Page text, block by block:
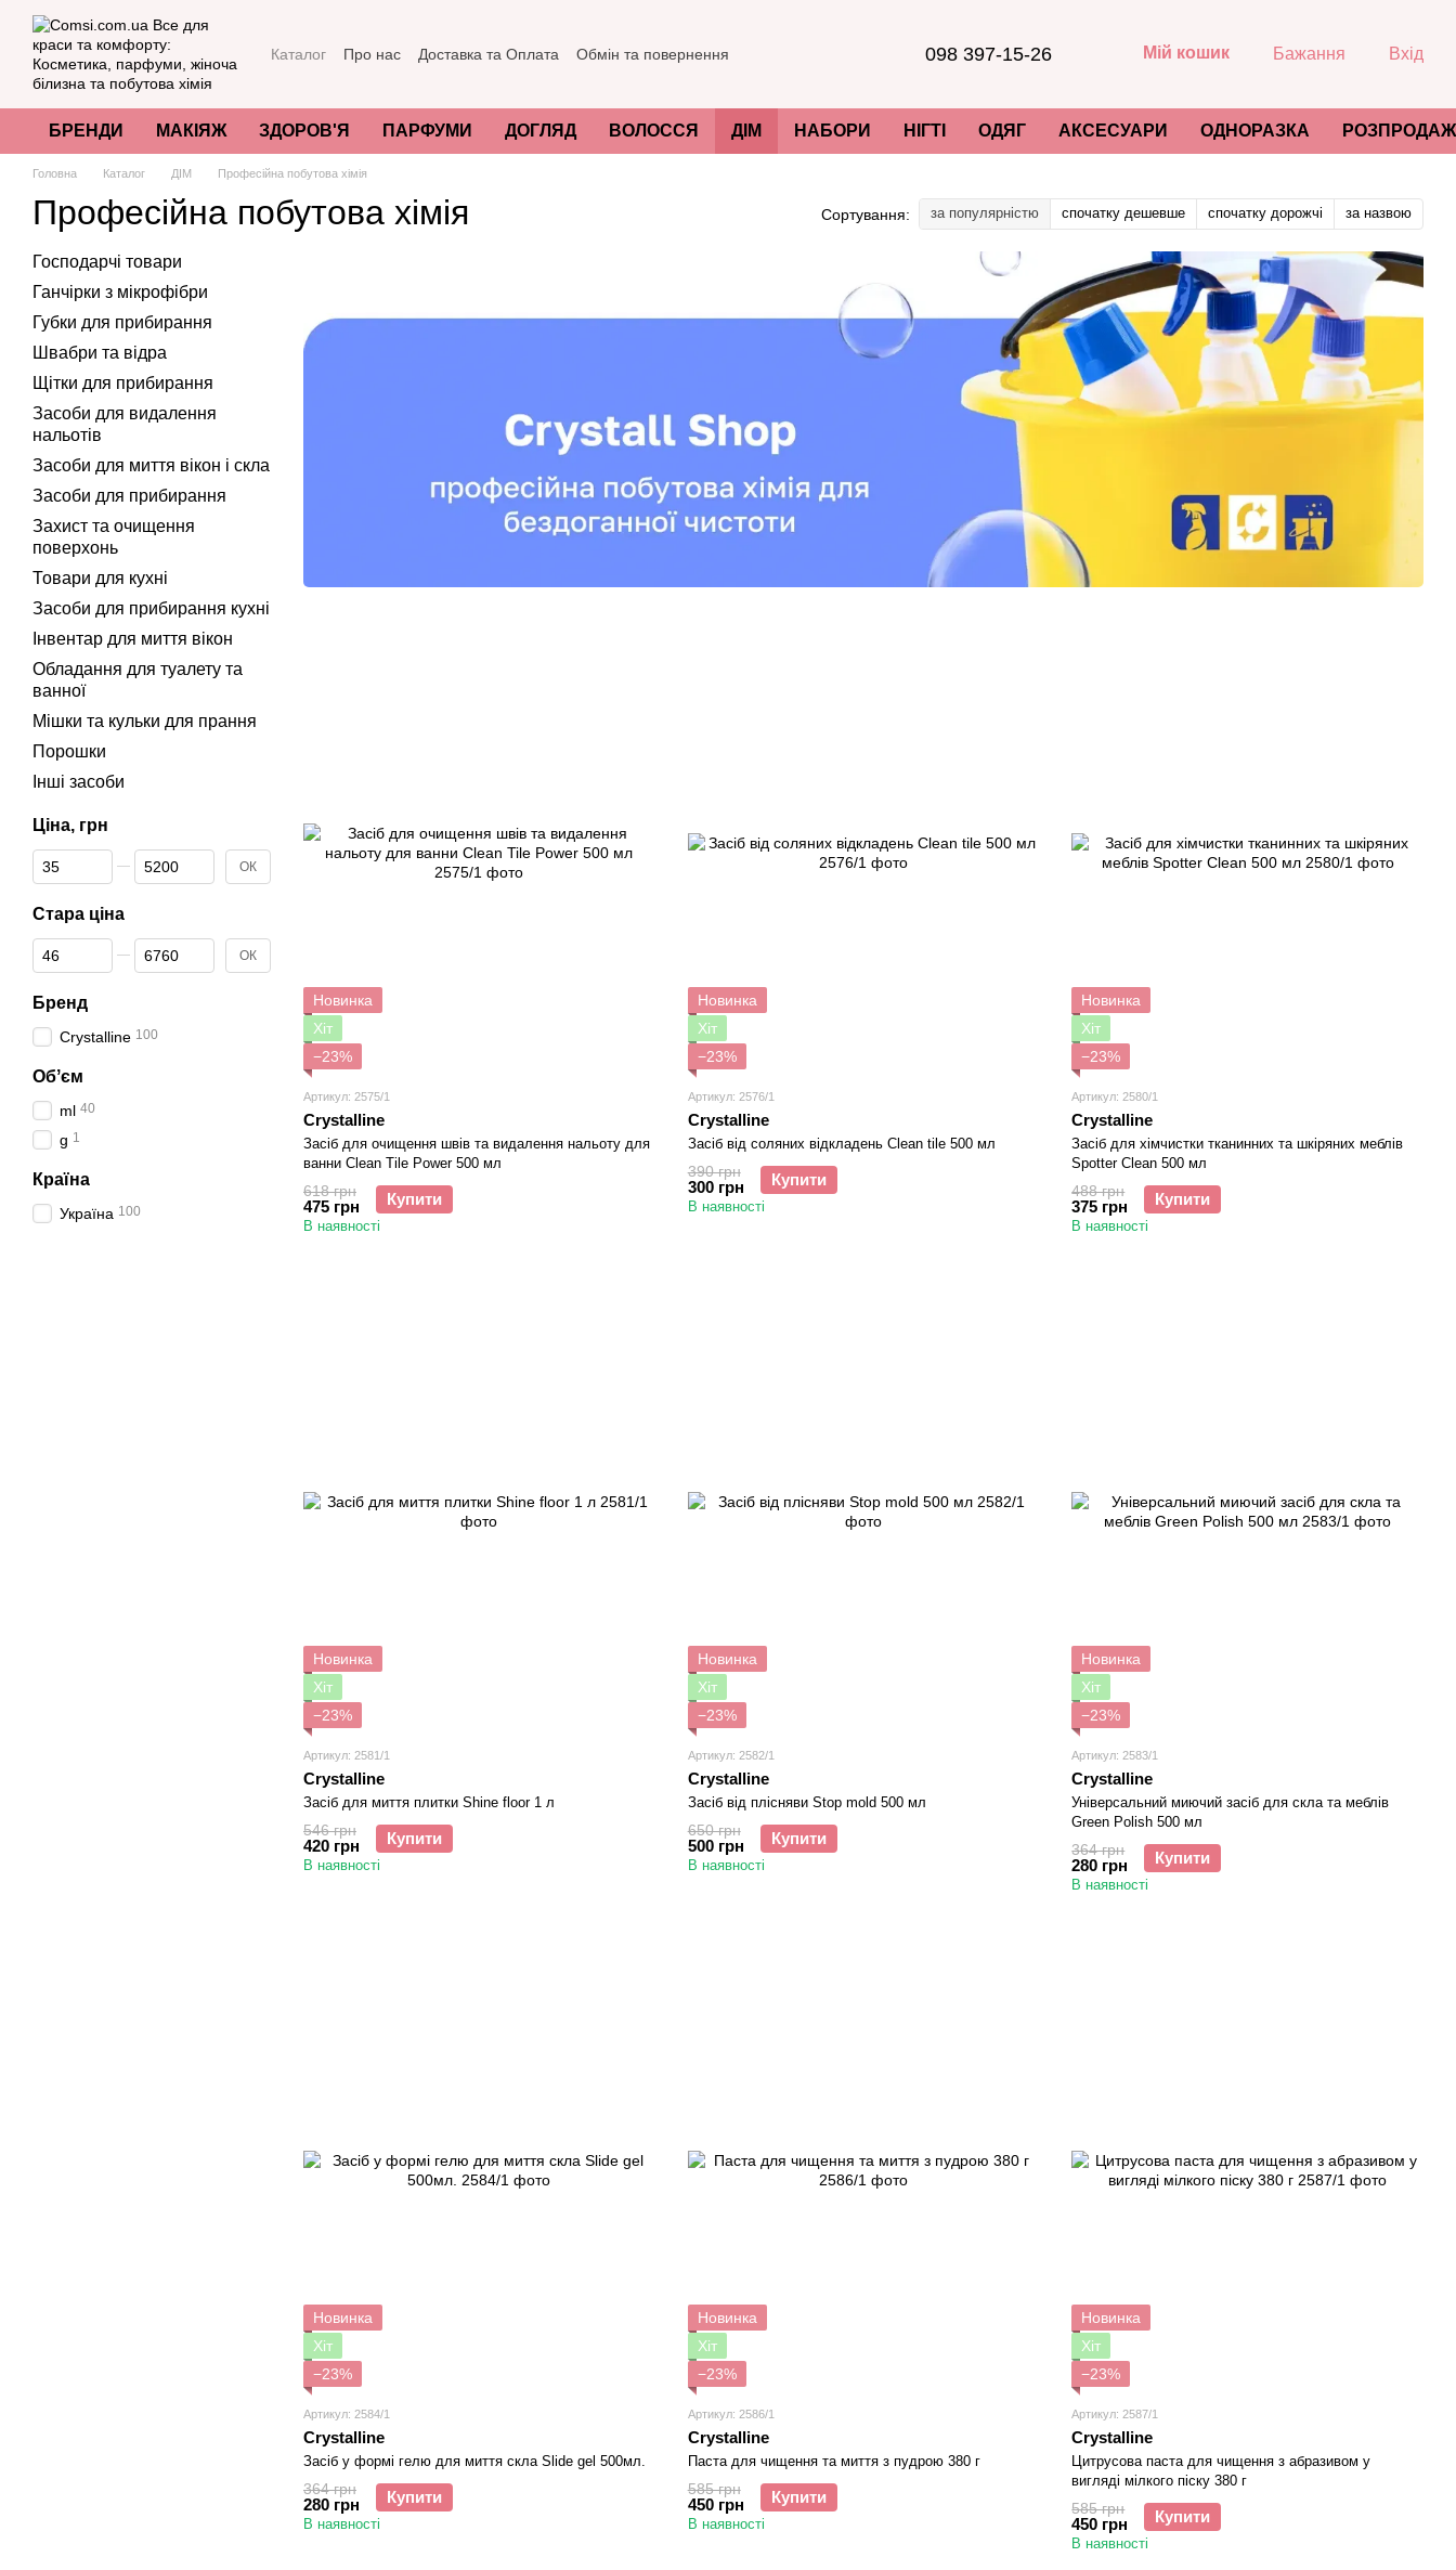
Перейти до основного контенту
Каталог Про нас Доставка та Оплата
Обмін та повернення
Міжнародні сертифікати якості
098 397-15-26 Мій кошик Бажання Вхід
БРЕНДИ МАКІЯЖ ЗДОРОВ'Я ПАРФУМИ ДОГЛЯД ВОЛОССЯ ДІМ НАБОРИ НІГТІ ОДЯГ АКСЕСУАРИ ОДНОРАЗКА РОЗПРОДАЖ
Головна Каталог ДІМ Професійна побутова хімія
Професійна побутова хімія Сортування: за популярністю спочатку дешевше спочатку дорожчі за назвою
Новинка
Хіт
−23%
Артикул: 2575/1
Crystalline
Засіб для очищення швів та видалення нальоту для
ванни Clean Tile Power 500 мл
618 грн
475 грн Купити
В наявності
Новинка
Хіт
−23%
Артикул: 2576/1
Crystalline
Засіб від соляних відкладень Clean tile 500 мл
390 грн
300 грн Купити
В наявності
Новинка
Хіт
−23%
Артикул: 2580/1
Crystalline
Засіб для хімчистки тканинних та шкіряних меблів
Spotter Clean 500 мл
488 грн
375 грн Купити
В наявності
Новинка
Хіт
−23%
Артикул: 2581/1
Crystalline
Засіб для миття плитки Shine floor 1 л
546 грн
420 грн Купити
В наявності
Новинка
Хіт
−23%
Артикул: 2582/1
Crystalline
Засіб від плісняви Stop mold 500 мл
650 грн
500 грн Купити
В наявності
Новинка
Хіт
−23%
Артикул: 2583/1
Crystalline
Універсальний миючий засіб для скла та меблів
Green Polish 500 мл
364 грн
280 грн Купити
В наявності
Новинка
Хіт
−23%
Артикул: 2584/1
Crystalline
Засіб у формі гелю для миття скла Slide gel 500мл.
364 грн
280 грн Купити
В наявності
Новинка
Хіт
−23%
Артикул: 2586/1
Crystalline
Паста для чищення та миття з пудрою 380 г
585 грн
450 грн Купити
В наявності
Новинка
Хіт
−23%
Артикул: 2587/1
Crystalline
Цитрусова паста для чищення з абразивом у
вигляді мілкого піску 380 г
585 грн
450 грн Купити
В наявності
Господарчі товари
Ганчірки з мікрофібри
Губки для прибирання
Швабри та відра
Щітки для прибирання
Засоби для видалення
нальотів
Засоби для миття вікон і скла
Засоби для прибирання
Захист та очищення
поверхонь
Товари для кухні
Засоби для прибирання кухні
Інвентар для миття вікон
Обладання для туалету та
ванної
Мішки та кульки для прання
Порошки
Інші засоби
Ціна, грн
Від Ціна, грн
До Ціна, грн ОК
Стара ціна
Від Стара ціна
До Стара ціна ОК
Бренд
Crystalline 100
Обʼєм
ml 40
g 1
Країна
Україна 100